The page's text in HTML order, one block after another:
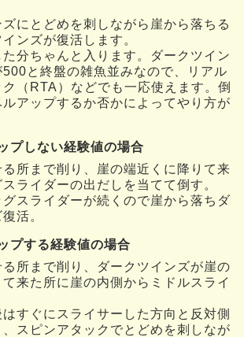
にとどめを刺しながら崖から落ちる
ンズが復活します。
分ちゃんと入ります。ダークツイン
500と終盤の雑魚並みなので、リアル
（RTA）などでも一応使えます。倒
ルアップするか否かによってやり方が
プしない経験値の場合
所まで削り、崖の端近くに降りて来
ライダーの出だしを当てて倒す。
スライダーが続くので崖から落ちダ
活。
プする経験値の場合
所まで削り、ダークツインズが崖の
来た所に崖の内側からミドルスライ
すぐにスライサーした方向と反対側
スピンアタックでとどめを刺しなが